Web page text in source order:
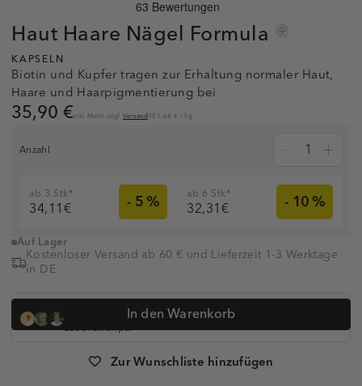
Haut Haare Nägel Formula
KAPSELN
Biotin und Kupfer tragen zur Erhaltung normaler Haut,
Haare und Haarpigmentierung bei
35,90 € inkl. MwSt. zzgl. Versand301,68 € / kg
Anzahl
ab 3 Stk*
34,11€ - 5 % ab 6 Stk*
32,31€ - 10 %
Auf Lager
Kostenloser Versand ab 60 € und Lieferzeit 1-3 Werktage
in DE
In den Warenkorb
Zur Wunschliste hinzufügen
Dr. med. Simon Feldhaus, Heilpraktikerin Anna Koop, Dr.
Anne-Kathrin Huge undüber 320.000 Kunden vertrauen auf
Lebenskraftpur